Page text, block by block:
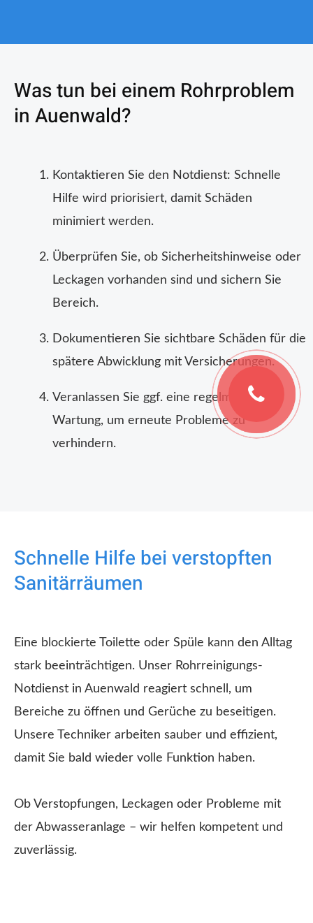
Was tun bei einem Rohrproblem
in Auenwald?
Kontaktieren Sie den Notdienst: Schnelle
Hilfe wird priorisiert, damit Schäden
minimiert werden.
Überprüfen Sie, ob Sicherheitshinweise oder
Leckagen vorhanden sind und sichern Sie
Bereich.
Dokumentieren Sie sichtbare Schäden für die
spätere Abwicklung mit Versicherungen.
Veranlassen Sie ggf. eine regelmäßige
Wartung, um erneute Probleme zu
verhindern.
Schnelle Hilfe bei verstopften
Sanitärräumen
Eine blockierte Toilette oder Spüle kann den Alltag
stark beeinträchtigen. Unser Rohrreinigungs-
Notdienst in Auenwald reagiert schnell, um
Bereiche zu öffnen und Gerüche zu beseitigen.
Unsere Techniker arbeiten sauber und effizient,
damit Sie bald wieder volle Funktion haben.
Ob Verstopfungen, Leckagen oder Probleme mit
der Abwasseranlage – wir helfen kompetent und
zuverlässig.